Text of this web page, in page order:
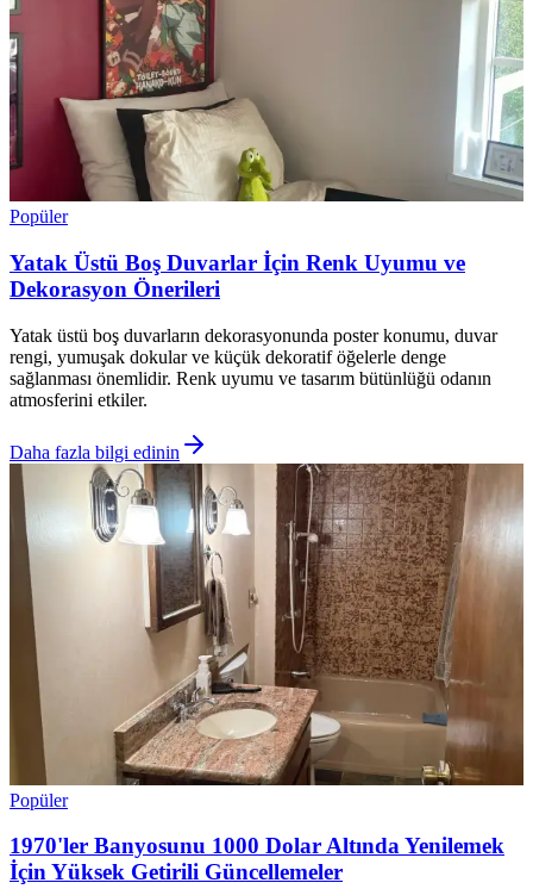
Popüler
Yatak Üstü Boş Duvarlar İçin Renk Uyumu ve
Dekorasyon Önerileri
Yatak üstü boş duvarların dekorasyonunda poster konumu, duvar
rengi, yumuşak dokular ve küçük dekoratif öğelerle denge
sağlanması önemlidir. Renk uyumu ve tasarım bütünlüğü odanın
atmosferini etkiler.
Daha fazla bilgi edinin
Popüler
1970'ler Banyosunu 1000 Dolar Altında Yenilemek
İçin Yüksek Getirili Güncellemeler